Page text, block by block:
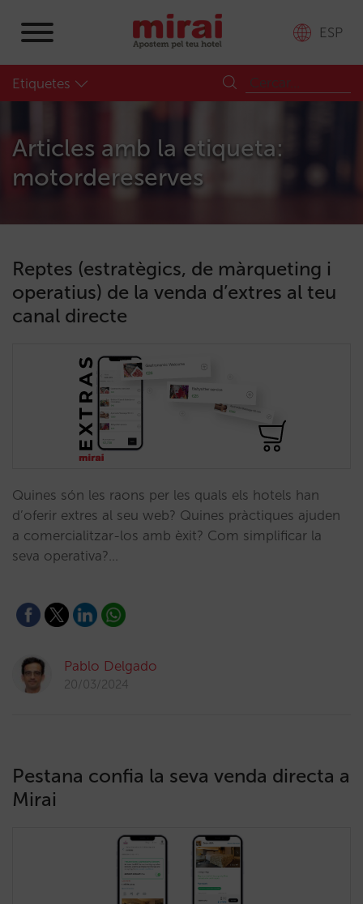
ESP
Etiquetes
Articles amb la etiqueta:
motordereserves
Reptes (estratègics, de màrqueting i
operatius) de la venda d’extres al teu
canal directe
Quines són les raons per les quals els hotels han
d’oferir extres al seu web? Quines pràctiques ajuden
a comercialitzar-los amb èxit? Com simplificar la
seva operativa?…
Pablo Delgado
20/03/2024
Pestana confia la seva venda directa a
Mirai